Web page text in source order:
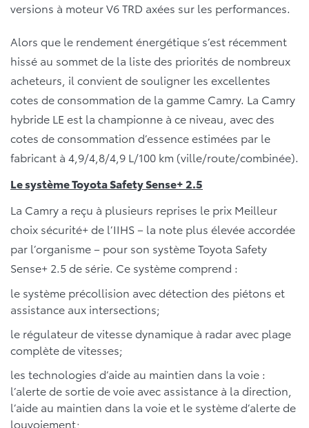
versions à moteur V6 TRD axées sur les performances.
Alors que le rendement énergétique s’est récemment
hissé au sommet de la liste des priorités de nombreux
acheteurs, il convient de souligner les excellentes
cotes de consommation de la gamme Camry. La Camry
hybride LE est la championne à ce niveau, avec des
cotes de consommation d’essence estimées par le
fabricant à 4,9/4,8/4,9 L/100 km (ville/route/combinée).
Le système Toyota Safety Sense+ 2.5
La Camry a reçu à plusieurs reprises le prix Meilleur
choix sécurité+ de l’IIHS – la note plus élevée accordée
par l’organisme – pour son système Toyota Safety
Sense+ 2.5 de série. Ce système comprend :
le système précollision avec détection des piétons et
assistance aux intersections;
le régulateur de vitesse dynamique à radar avec plage
complète de vitesses;
les technologies d’aide au maintien dans la voie :
l’alerte de sortie de voie avec assistance à la direction,
l’aide au maintien dans la voie et le système d’alerte de
louvoiement;